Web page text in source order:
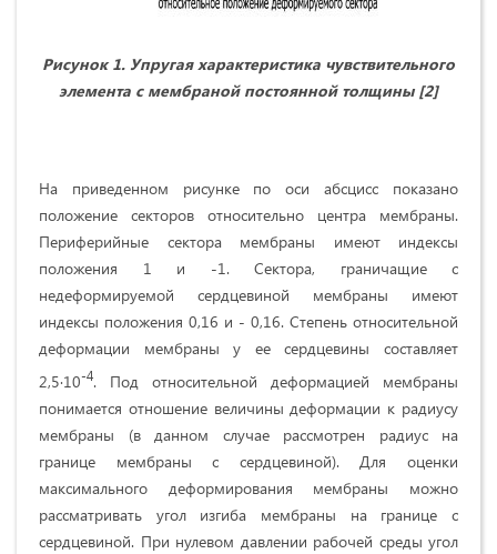
Рисунок 1. Упругая характеристика чувствительного
элемента с мембраной постоянной толщины [2]
На приведенном рисунке по оси абсцисс показано
положение секторов относительно центра мембраны.
Периферийные сектора мембраны имеют индексы
положения 1 и -1. Сектора, граничащие с
недеформируемой сердцевиной мембраны имеют
индексы положения 0,16 и - 0,16. Степень относительной
деформации мембраны у ее сердцевины составляет
2,5·10-4. Под относительной деформацией мембраны
понимается отношение величины деформации к радиусу
мембраны (в данном случае рассмотрен радиус на
границе мембраны с сердцевиной). Для оценки
максимального деформирования мембраны можно
рассматривать угол изгиба мембраны на границе с
сердцевиной. При нулевом давлении рабочей среды угол